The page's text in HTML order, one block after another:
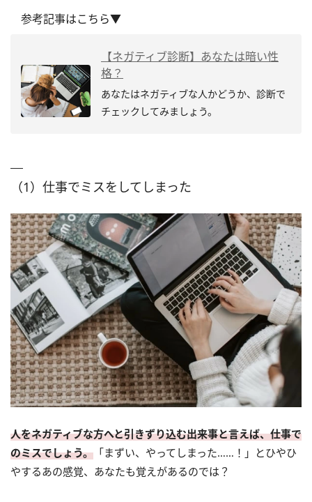
参考記事はこちら▼
【ネガティブ診断】あなたは暗い性
格？
あなたはネガティブな人かどうか、診断で
チェックしてみましょう。
（1）仕事でミスをしてしまった
人をネガティブな方へと引きずり込む出来事と言えば、仕事で
のミスでしょう。 「まずい、やってしまった……！」とひやひ
やするあの感覚、あなたも覚えがあるのでは？